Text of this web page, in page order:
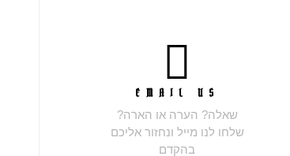
EMAIL US
שאלה? הערה או הארה?
שלחו לנו מייל ונחזור אליכם
בהקדם